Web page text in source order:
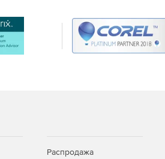
Распродажа